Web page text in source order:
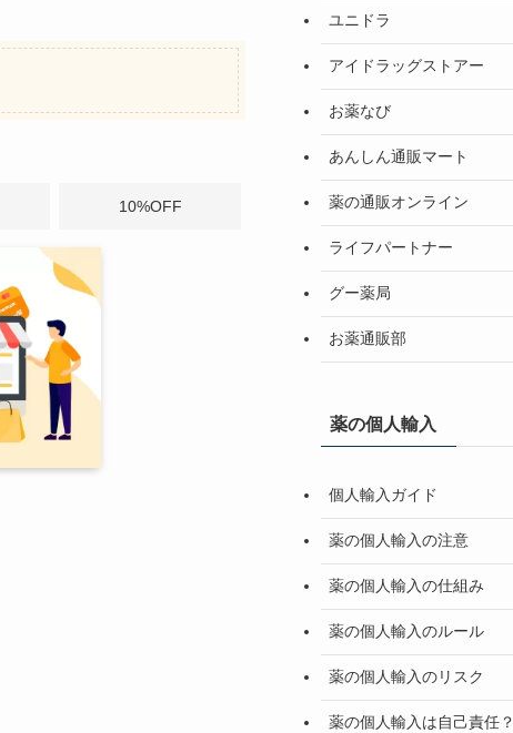
10%OFF
ユニドラ
アイドラッグストアー
お薬なび
あんしん通販マート
薬の通販オンライン
ライフパートナー
グー薬局
お薬通販部
薬の個人輸入
個人輸入ガイド
薬の個人輸入の注意
薬の個人輸入の仕組み
薬の個人輸入のルール
薬の個人輸入のリスク
薬の個人輸入は自己責任？